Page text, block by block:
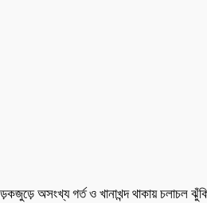
অসংখ্য গর্ত ও খানাখন্দ থাকায় চলাচল